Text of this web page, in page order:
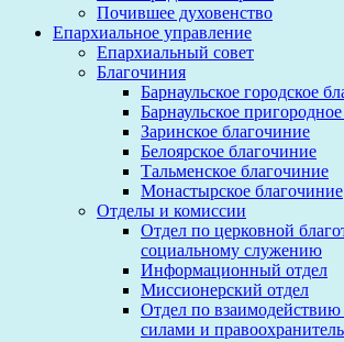
Почившее духовенство
Епархиальное управление
Епархиальный совет
Благочиния
Барнаульское городское
Барнаульское
Заринское благочиние
Белоярское благочиние
Тальменское благочиние
Монастырское благочиние
Отделы и комиссии
Отдел по церковной
социальному служению
Информационный отдел
Миссионерский отдел
Отдел по
силами и